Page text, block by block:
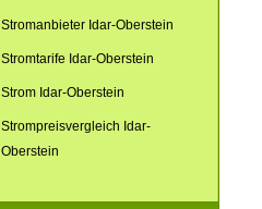
Stromanbieter Idar-Oberstein
Stromtarife Idar-Oberstein
Strom Idar-Oberstein
Strompreisvergleich Idar-
Oberstein